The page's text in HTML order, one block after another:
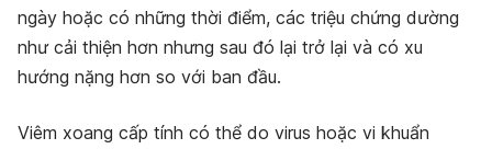
ngày hoặc có những thời điểm, các triệu chứng dường
như cải thiện hơn nhưng sau đó lại trở lại và có xu
hướng nặng hơn so với ban đầu.
Viêm xoang cấp tính có thể do virus hoặc vi khuẩn